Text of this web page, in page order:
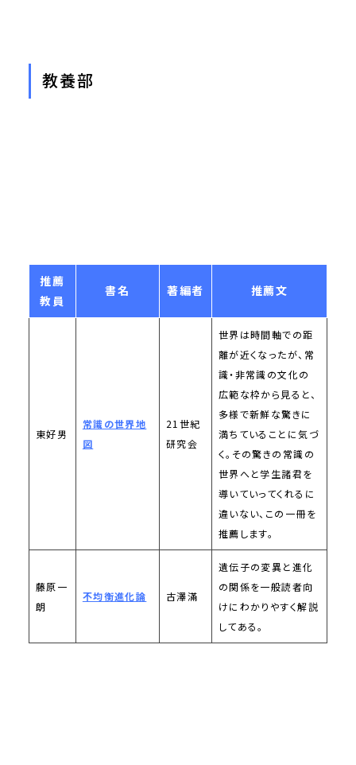
教養部
推薦
教員
書名 著編者 推薦文
東好男
常識の世界地
図
21世紀
研究会
世界は時間軸での距
離が近くなったが、常
識・非常識の文化の
広範な枠から見ると、
多様で新鮮な驚きに
満ちていることに気づ
く。その驚きの常識の
世界へと学生諸君を
導いていってくれるに
違いない、この一冊を
推薦します。
藤原一
朗
不均衡進化論 古澤滿
遺伝子の変異と進化
の関係を一般読者向
けにわかりやすく解説
してある。